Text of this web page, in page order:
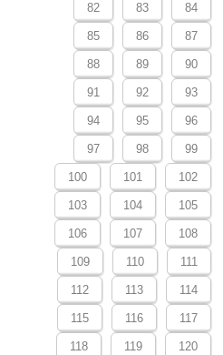
82 83 84
85 86 87
88 89 90
91 92 93
94 95 96
97 98 99
100 101 102
103 104 105
106 107 108
109 110 111
112 113 114
115 116 117
118 119 120